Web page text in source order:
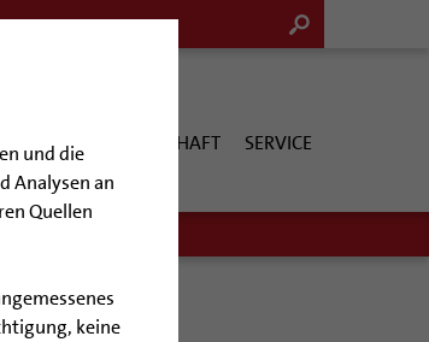
und die
Analysen an
Quellen
keine
KIRCHE & GESELLSCHAFT SERVICE